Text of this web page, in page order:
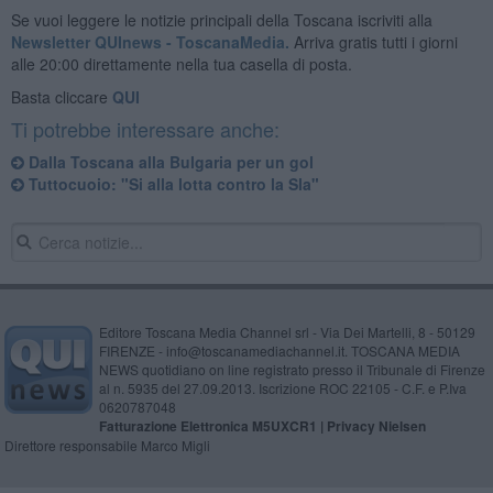
Se vuoi leggere le notizie principali della Toscana iscriviti alla
Newsletter QUInews - ToscanaMedia. Arriva gratis tutti i giorni
alle 20:00 direttamente nella tua casella di posta.
Basta cliccare QUI
Ti potrebbe interessare anche:
Dalla Toscana alla Bulgaria per un gol
Tuttocuoio: "Si alla lotta contro la Sla"
Editore Toscana Media Channel srl - Via Dei Martelli, 8 - 50129
FIRENZE - info@toscanamediachannel.it. TOSCANA MEDIA
NEWS quotidiano on line registrato presso il Tribunale di Firenze
al n. 5935 del 27.09.2013. Iscrizione ROC 22105 - C.F. e P.Iva
0620787048
Fatturazione Elettronica M5UXCR1 | Privacy Nielsen
Direttore responsabile Marco Migli